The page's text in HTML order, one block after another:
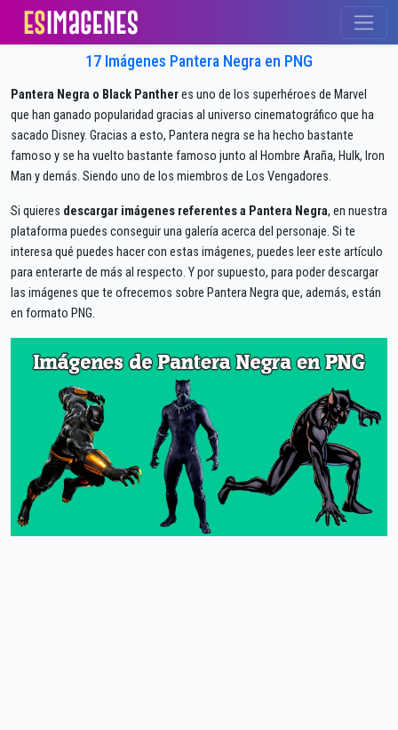
17 Imágenes Pantera Negra en PNG
Pantera Negra o Black Pantheres uno de los superhéroes de Marvel
que han ganado popularidad gracias al universo cinematográfico que ha
sacado Disney. Gracias a esto, Pantera negra se ha hecho bastante
famoso y se ha vuelto bastante famoso junto al Hombre Araña, Hulk, Iron
Man y demás. Siendo uno de los miembros de Los Vengadores.
Si quieres descargar imágenes referentes a Pantera Negra, en nuestra
plataforma puedes conseguir una galería acerca del personaje. Si te
interesa qué puedes hacer con estas imágenes, puedes leer este artículo
para enterarte de más al respecto. Y por supuesto, para poder descargar
las imágenes que te ofrecemos sobre Pantera Negra que, además, están
en formato PNG.